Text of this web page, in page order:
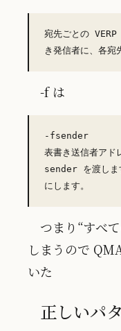
宛先ごとの
-f は
-fsender
表書き送信者ア
sender を渡しま
つまり“すべ
しまうので
いた
正しいパ